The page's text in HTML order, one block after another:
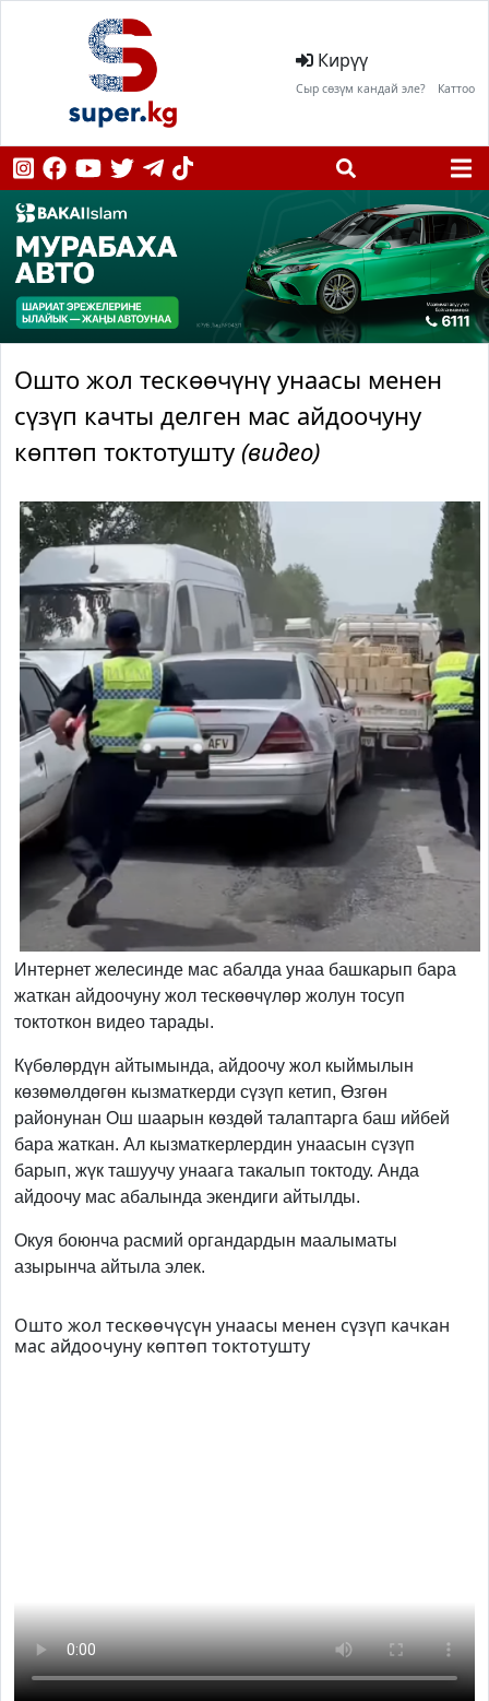
Кирүү
Сыр сөзүм кандай эле? Каттоо
Ошто жол тескөөчүнү унаасы менен
сүзүп качты делген мас айдоочуну
көптөп токтотушту (видео)
Интернет желесинде мас абалда унаа башкарып бара
жаткан айдоочуну жол тескөөчүлөр жолун тосуп
токтоткон видео тарады.
Күбөлөрдүн айтымында, айдоочу жол кыймылын
көзөмөлдөгөн кызматкерди сүзүп кетип, Өзгөн
районунан Ош шаарын көздөй талаптарга баш ийбей
бара жаткан. Ал кызматкерлердин унаасын сүзүп
барып, жүк ташуучу унаага такалып токтоду. Анда
айдоочу мас абалында экендиги айтылды.
Окуя боюнча расмий органдардын маалыматы
азырынча айтыла элек.
Ошто жол тескөөчүсүн унаасы менен сүзүп качкан
мас айдоочуну көптөп токтотушту